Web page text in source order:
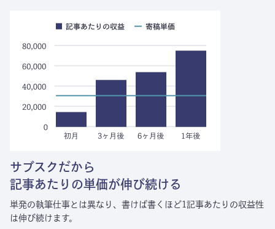
サブスクだから
記事あたりの単価が伸び続ける
単発の執筆仕事とは異なり、 書けば書くほど1記事あたりの収益性
は伸び続けます。